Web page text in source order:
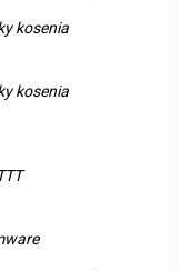
kosenia
kosenia